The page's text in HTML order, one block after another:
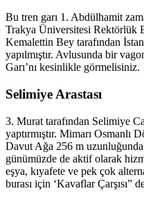
Bu tren garı 1. Abdülhamit
Trakya Üniversitesi Rektörlük
Kemalettin Bey tarafından
yapılmıştır. Avlusunda bir
Garı’nı kesinlikle görmelisiniz.
Selimiye Arastası
3. Murat tarafından Selimiye
yaptırmıştır. Mimarı Osmanlı
Davut Ağa 256 m
günümüzde de aktif olarak
eşya, kıyafete ve pek çok
burası için ‘Kavaflar Çarşısı”